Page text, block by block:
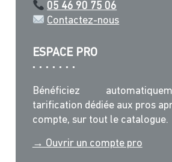
05 46 90 75 06
Contactez-nous
ESPACE PRO
Bénéficiez
tarification dédiée aux pros
compte, sur tout le catalogue.
→ Ouvrir un compte pro